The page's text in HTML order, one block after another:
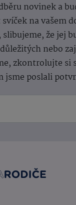
novinek a
na vašem
že jej
nebo
zkontrolujte si
jsme poslali